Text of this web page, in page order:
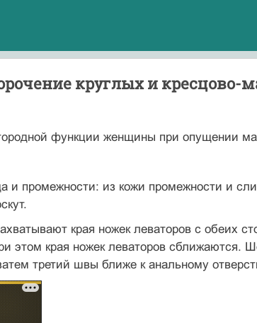
круглых и кресцово-
функции женщины при опущении
и промежности: из кожи промежности и
края ножек леваторов с обеих
этом края ножек леваторов сближаются.
третий швы ближе к анальному